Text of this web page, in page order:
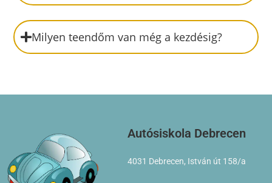
Milyen teendőm van még a kezdésig?
Autósiskola Debrecen
4031 Debrecen, István út 158/a